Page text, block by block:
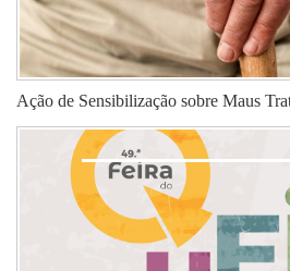
Ação de Sensibilização sobre Maus